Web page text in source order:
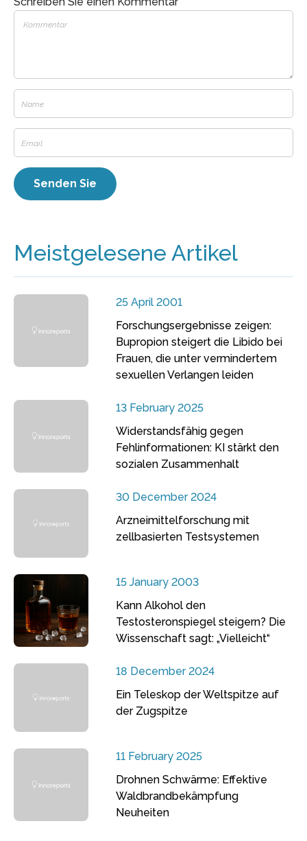
Meistgelesene Artikel
25 April 2001
Forschungsergebnisse zeigen:
Bupropion steigert die Libido bei
Frauen, die unter vermindertem
sexuellen Verlangen leiden
13 February 2025
Widerstandsfähig gegen
Fehlinformationen: KI stärkt den
sozialen Zusammenhalt
30 December 2024
Arzneimittelforschung mit
zellbasierten Testsystemen
15 January 2003
Kann Alkohol den
Testosteronspiegel steigern? Die
Wissenschaft sagt: „Vielleicht“
18 December 2024
Ein Teleskop der Weltspitze auf
der Zugspitze
11 February 2025
Drohnen Schwärme: Effektive
Waldbrandbekämpfung
Neuheiten